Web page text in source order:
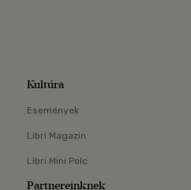
Kultúra
Események
Libri Magazin
Libri Mini Polc
Partnereinknek